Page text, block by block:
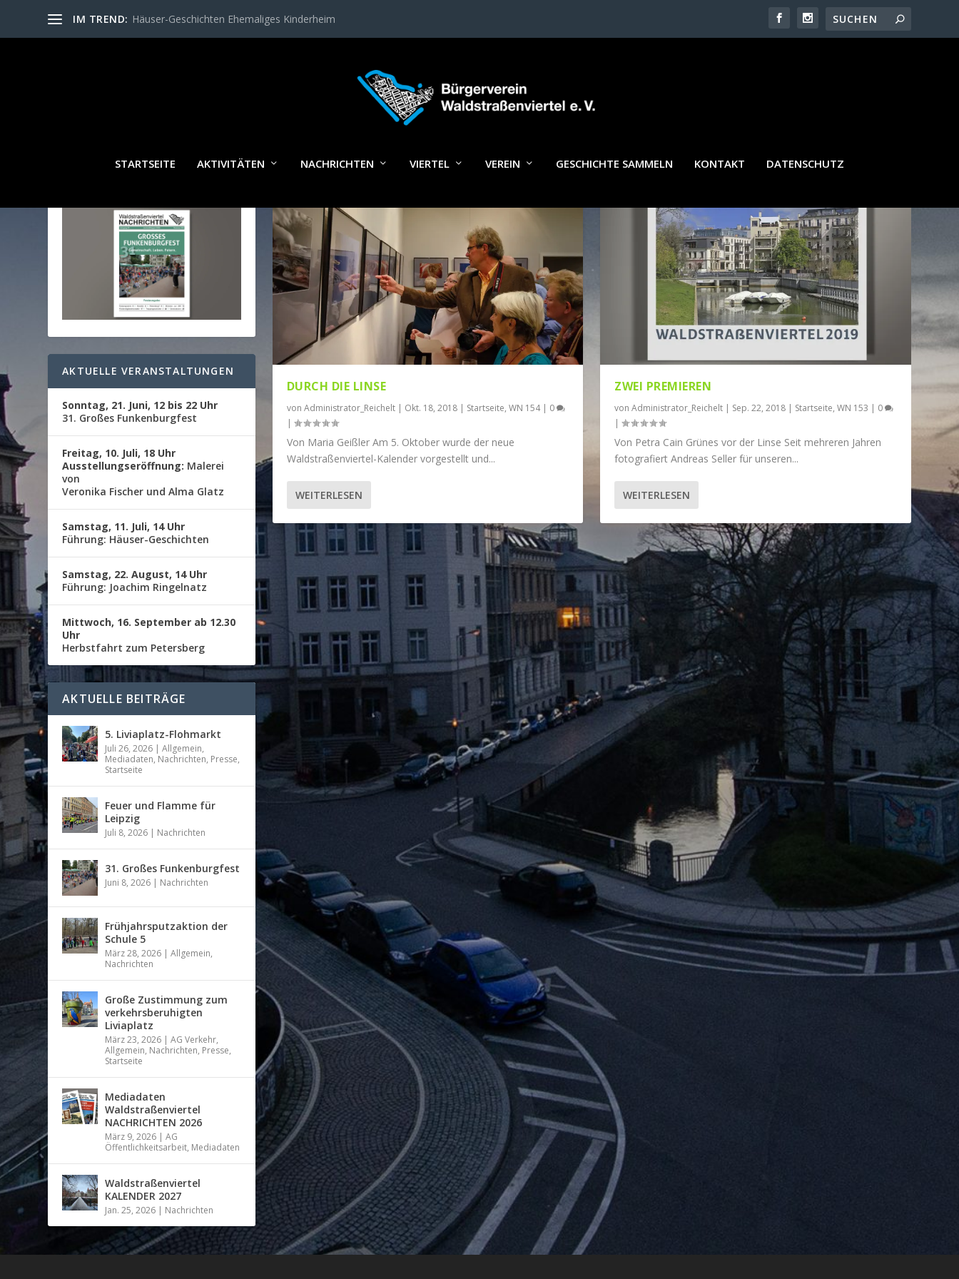
IM TREND: Häuser-Geschichten Ehemaliges Kinderheim
STARTSEITE AKTIVITÄTEN NACHRICHTEN VIERTEL VEREIN GESCHICHTE SAMMELN KONTAKT DATENSCHUTZ
SCHLAGWORT:FOTOAUSSTELLUNG
DURCH DIE LINSE
von Administrator_Reichelt| Okt. 18, 2018| Startseite, WN 154| 0
|
Von Maria Geißler Am 5. Oktober wurde der neue
Waldstraßenviertel-Kalender vorgestellt und...
WEITERLESEN
ZWEI PREMIEREN
vonAdministrator_Reichelt | Sep. 22, 2018 | Startseite,WN 153 | 0
|
Von Petra Cain Grünes vor der Linse Seit mehreren Jahren
fotografiert Andreas Seller für unseren...
WEITERLESEN
WALDSTRASSENVIERTEL N
AKTUELLE VERANSTALTUNGEN
Sonntag, 21. Juni, 12 bis 22 Uhr
31. Großes Funkenburgfest
Freitag, 10. Juli, 18 Uhr
Ausstellungseröffnung: Malerei
von
Veronika Fischer und Alma Glatz
Samstag, 11. Juli, 14 Uhr
Führung: Häuser-Geschichten
Samstag, 22. August, 14 Uhr
Führung: Joachim Ringelnatz
Mittwoch, 16. September ab 12.30
Uhr
Herbstfahrt zum Petersberg
AKTUELLE BEITRÄGE
5. Liviaplatz-Flohmarkt
Juli 26, 2026 |Allgemein,
Mediadaten, Nachrichten, Presse,
Startseite
Feuer und Flamme für
Leipzig
Juli 8, 2026 | Nachrichten
31. Großes Funkenburgfest
Juni 8, 2026 | Nachrichten
Frühjahrsputzaktion der
Schule 5
März 28, 2026 |Allgemein,
Nachrichten
Große Zustimmung zum
verkehrsberuhigten
Liviaplatz
März 23, 2026 |AG Verkehr,
Allgemein, Nachrichten, Presse,
Startseite
Mediadaten
Waldstraßenviertel
NACHRICHTEN 2026
März 9, 2026 |AG
Öffentlichkeitsarbeit, Mediadaten
Waldstraßenviertel
KALENDER 2027
Jan. 25, 2026 | Nachrichten